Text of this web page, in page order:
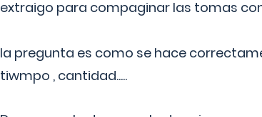
extraigo para compaginar las tomas
la pregunta es como se hace
tiwmpo , cantidad.....